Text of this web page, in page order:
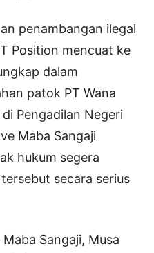
penambangan ilegal
Position mencuat ke
dalam
patok PT Wana
Pengadilan Negeri
Maba Sangaji
hukum segera
secara serius
Sangaji, Musa